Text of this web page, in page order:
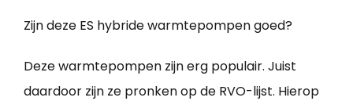
Zijn deze ES hybride warmtepompen goed?
Deze warmtepompen zijn erg populair. Juist
daardoor zijn ze pronken op de RVO-lijst. Hierop